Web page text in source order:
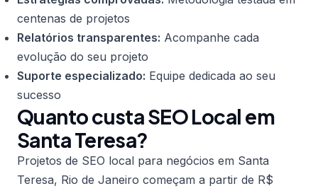
centenas de projetos
Relatórios transparentes: Acompanhe cada
evolução do seu projeto
Suporte especializado: Equipe dedicada ao seu
sucesso
Quanto custa SEO Local em
Santa Teresa?
Projetos de SEO local para negócios em Santa
Teresa, Rio de Janeiro começam a partir de R$